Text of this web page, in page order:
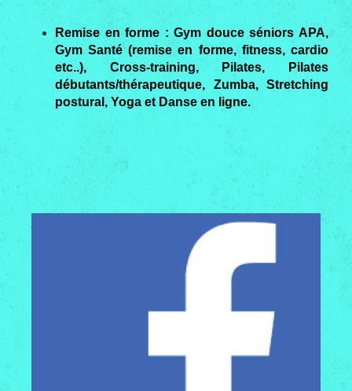
Remise en forme : Gym douce séniors APA,
Gym Santé (remise en forme, fitness, cardio
etc..), Cross-training, Pilates, Pilates
débutants/thérapeutique, Zumba, Stretching
postural, Yoga et Danse en ligne.